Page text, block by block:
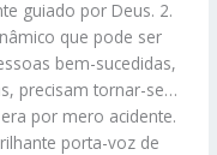
guiado por Deus. 2.
que pode ser
bem-sucedidas,
precisam tornar-se…
por mero acidente.
porta-voz de